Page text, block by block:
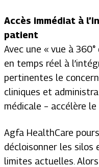
Accès immédiat à
patient
Avec une « vue à
en temps réel à
pertinentes le
cliniques et
médicale – accélère
Agfa HealthCare
décloisonner les silos
limites actuelles.